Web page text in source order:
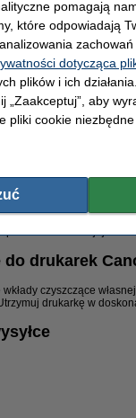
8 ml
8 ml
- niższa cena i większa
produktach!
możesz znaleźć
potrzebne do Twojej
drukarek
czyszczące
drukarkę w
pomagają
które odpowiadają
dotycząca
plików i ich
„Zaakceptuj”, aby
pliki cookie